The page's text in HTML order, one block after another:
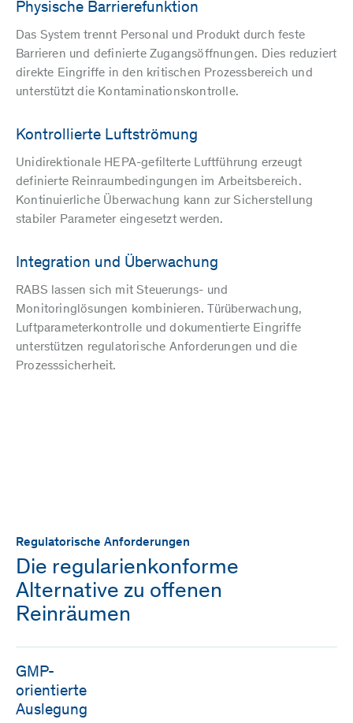
Physische Barrierefunktion
Das System trennt Personal und Produkt durch feste
Barrieren und definierte Zugangsöffnungen. Dies reduziert
direkte Eingriffe in den kritischen Prozessbereich und
unterstützt die Kontaminationskontrolle.
Kontrollierte Luftströmung
Unidirektionale HEPA-gefilterte Luftführung erzeugt
definierte Reinraumbedingungen im Arbeitsbereich.
Kontinuierliche Überwachung kann zur Sicherstellung
stabiler Parameter eingesetzt werden.
Integration und Überwachung
RABS lassen sich mit Steuerungs- und
Monitoringlösungen kombinieren. Türüberwachung,
Luftparameterkontrolle und dokumentierte Eingriffe
unterstützen regulatorische Anforderungen und die
Prozesssicherheit.
Regulatorische Anforderungen
Die regularienkonforme
Alternative zu offenen
Reinräumen
GMP-
orientierte
Auslegung